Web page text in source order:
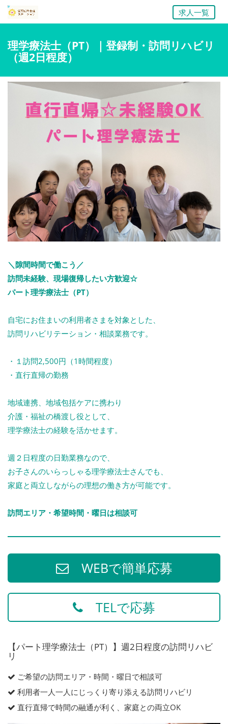
求人一覧
理学療法士（PT）｜登録制・訪問リハビリ
（週2日程度）
＼隙間時間で働こう／
訪問未経験、現場復帰したい方歓迎☆
パート理学療法士（PT）
自宅にお住まいの利用者さまを対象とした、
訪問リハビリテーション・相談業務です。
・１訪問2,500円（1時間程度）
・直行直帰の勤務
地域連携、地域包括ケアに携わり
介護・福祉の橋渡し役として、
理学療法士の経験を活かせます。
週２日程度の日勤業務なので、
お子さんのいらっしゃる理学療法士さんでも、
家庭と両立しながらの理想の働き方が可能です。
訪問エリア・希望時間・曜日は相談可
WEBで簡単応募
TELで応募
【パート理学療法士（PT）】週2日程度の訪問リハビ
リ
ご希望の訪問エリア・時間・曜日で相談可
利用者一人一人にじっくり寄り添える訪問リハビリ
直行直帰で時間の融通が利く、家庭との両立OK